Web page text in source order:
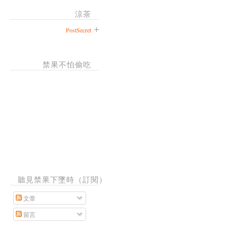
涼茶
PostSecret
禁果不怕偷吃
聽見禁果下墜時（訂閱）
文章
留言